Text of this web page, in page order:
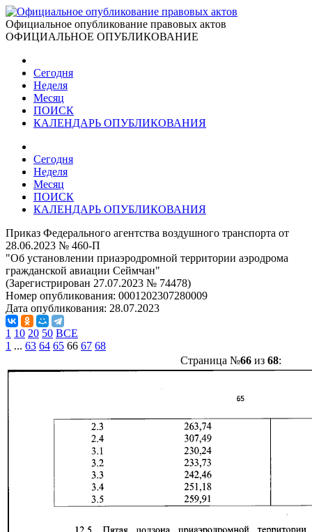
Официальное опубликование правовых актов
ОФИЦИАЛЬНОЕ ОПУБЛИКОВАНИЕ
Сегодня
Неделя
Месяц
ПОИСК
КАЛЕНДАРЬ ОПУБЛИКОВАНИЯ
Сегодня
Неделя
Месяц
ПОИСК
КАЛЕНДАРЬ ОПУБЛИКОВАНИЯ
Приказ Федерального агентства воздушного транспорта от
28.06.2023 № 460-П
"Об установлении приаэродромной территории аэродрома
гражданской авиации Сеймчан"
(Зарегистрирован 27.07.2023 № 74478)
Номер опубликования: 0001202307280009
Дата опубликования: 28.07.2023
1 10 20 50 ВСЕ
1 ... 63 64 65 66 67 68
Страница №66из 68: